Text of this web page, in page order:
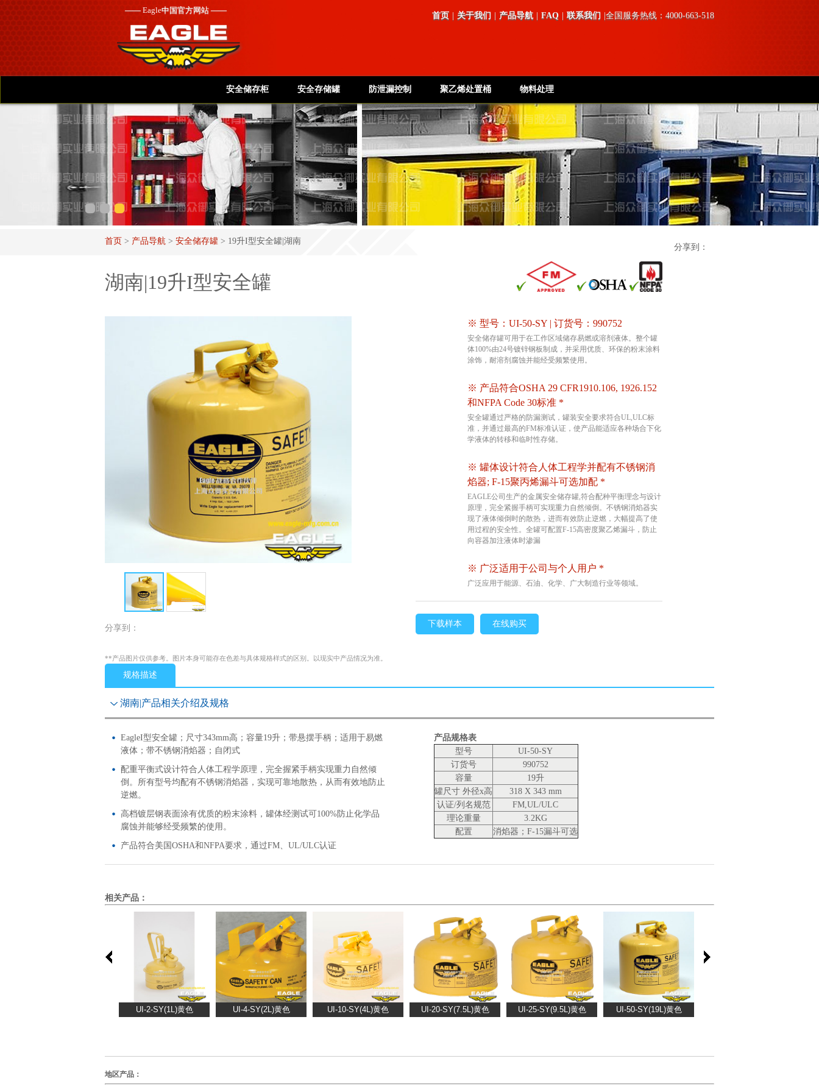
首页 关于我们 产品导航 FAQ 联系我们 |全国服务热线：4000-663-518
——Eagle中国官方网站 ——
安全储存柜 安全存储罐 防泄漏控制 聚乙烯处置桶 物料处理
分享到：
首页 > 产品导航 > 安全储存罐 > 19升I型安全罐|湖南
湖南|19升I型安全罐
分享到：
**产品图片仅供参考。图片本身可能存在色差与具体规格样式的区别。以现实中产品情况为准。
※ 型号：UI-50-SY | 订货号：990752
安全储存罐可用于在工作区域储存易燃或溶剂液体。整个罐
体100%由24号镀锌钢板制成，并采用优质、环保的粉末涂料
涂饰，耐溶剂腐蚀并能经受频繁使用。
※ 产品符合OSHA 29 CFR1910.106, 1926.152
和NFPA Code 30标准 *
安全罐通过严格的防漏测试，罐装安全要求符合UL,ULC标
准，并通过最高的FM标准认证，使产品能适应各种场合下化
学液体的转移和临时性存储。
※ 罐体设计符合人体工程学并配有不锈钢消
焰器; F-15聚丙烯漏斗可选加配 *
EAGLE公司生产的金属安全储存罐,符合配种平衡理念与设计
原理，完全紧握手柄可实现重力自然倾倒。不锈钢消焰器实
现了液体倾倒时的散热，进而有效防止逆燃，大幅提高了使
用过程的安全性。全罐可配置F-15高密度聚乙烯漏斗，防止
向容器加注液体时渗漏
※ 广泛适用于公司与个人用户 *
广泛应用于能源、石油、化学、广大制造行业等领域。
下载样本 在线购买
规格描述
湖南|产品相关介绍及规格
EagleI型安全罐；尺寸343mm高；容量19升；带悬摆手柄；适用于易燃
液体；带不锈钢消焰器；自闭式
配重平衡式设计符合人体工程学原理，完全握紧手柄实现重力自然倾
倒。所有型号均配有不锈钢消焰器，实现可靠地散热，从而有效地防止
逆燃。
高档镀层钢表面涂有优质的粉末涂料，罐体经测试可100%防止化学品
腐蚀并能够经受频繁的使用。
产品符合美国OSHA和NFPA要求，通过FM、UL/ULC认证
产品规格表
型号
UI-50-SY
订货号
990752
容量
19升
罐尺寸 外径x高
318 X 343 mm
认证/列名规范
FM,UL/ULC
理论重量
3.2KG
配置
消焰器；F-15漏斗可选
相关产品：
地区产品：